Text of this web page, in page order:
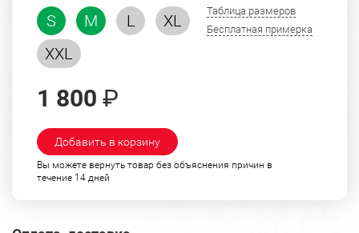
S M L
XL
XXL
Таблица размеров
Бесплатная примерка
1 800 ₽
Добавить в корзину
Вы можете вернуть товар без объяснения причин в
течение 14 дней